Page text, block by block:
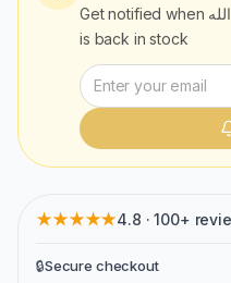
Get notified when
is back in stock
★★★★★4.8 · 100+
🔒Secure checkout